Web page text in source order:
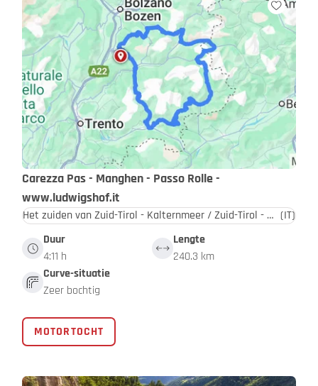
Carezza Pas - Manghen - Passo Rolle -
www.ludwigshof.it
Het zuiden van Zuid-Tirol - Kalternmeer / Zuid-Tirol - Dolomieten (IT)
Duur
4:11 h
Lengte
240.3 km
Curve-situatie
Zeer bochtig
MOTORTOCHT